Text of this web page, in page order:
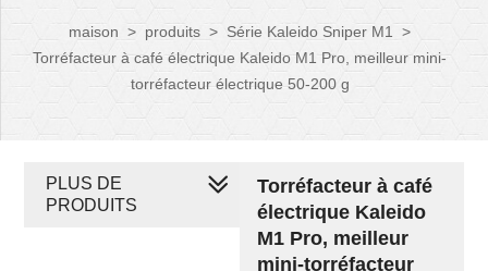
maison > produits > Série Kaleido Sniper M1
>
Torréfacteur à café électrique Kaleido M1 Pro, meilleur mini-
torréfacteur électrique 50-200 g
Torréfacteur à café
électrique Kaleido
M1 Pro, meilleur
mini-torréfacteur
PLUS DE
PRODUITS